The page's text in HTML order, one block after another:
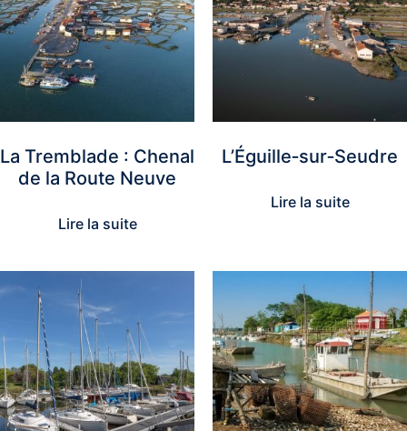
La Tremblade : Chenal
de la Route Neuve
Lire la suite
L’Éguille‑sur‑Seudre
Lire la suite